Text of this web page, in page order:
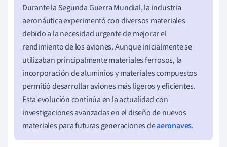
Durante la Segunda Guerra Mundial, la industria
aeronáutica experimentó con diversos materiales
debido a la necesidad urgente de mejorar el
rendimiento de los aviones. Aunque inicialmente se
utilizaban principalmente materiales ferrosos, la
incorporación de aluminios y materiales compuestos
permitió desarrollar aviones más ligeros y eficientes.
Esta evolución continúa en la actualidad con
investigaciones avanzadas en el diseño de nuevos
materiales para futuras generaciones deaeronaves.